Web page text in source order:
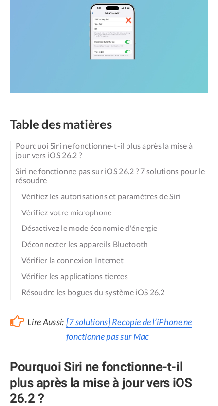
Table des matières
Pourquoi Siri ne fonctionne-t-il plus après la mise à
jour vers iOS 26.2 ?
Siri ne fonctionne pas sur iOS 26.2 ? 7 solutions pour le
résoudre
Vérifiez les autorisations et paramètres de Siri
Vérifiez votre microphone
Désactivez le mode économie d'énergie
Déconnecter les appareils Bluetooth
Vérifier la connexion Internet
Vérifier les applications tierces
Résoudre les bogues du système iOS 26.2
Lire Aussi: [7 solutions] Recopie de l’iPhone ne
fonctionne pas sur Mac
Pourquoi Siri ne fonctionne-t-il
plus après la mise à jour vers iOS
26.2 ?